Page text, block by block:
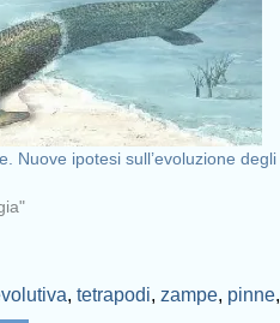
Nuove ipotesi sull’evoluzione degli
, tetrapodi, zampe, pinne,